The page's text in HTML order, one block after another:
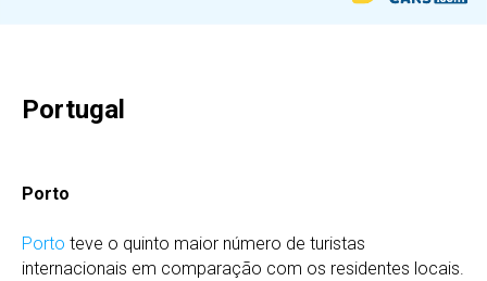
Portugal
Porto
Porto teve o quinto maior número de turistas
internacionais em comparação com os residentes locais.